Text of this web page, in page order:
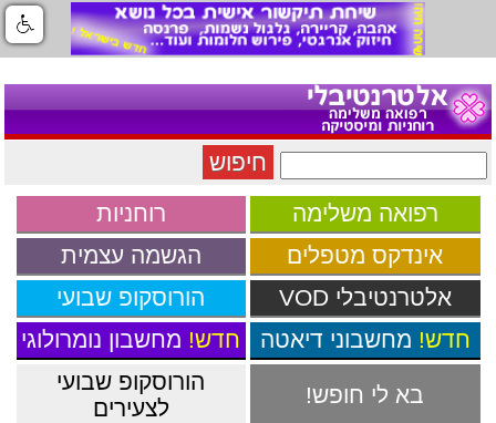
חיפוש
רפואה משלימה
רוחניות
אינדקס מטפלים
הגשמה עצמית
אלטרנטיבלי VOD
הורוסקופ שבועי
חדש! מחשבוני דיאטה חדש! מחשבון נומרולוגי
בא לי חופש!
הורוסקופ שבועי
לצעירים